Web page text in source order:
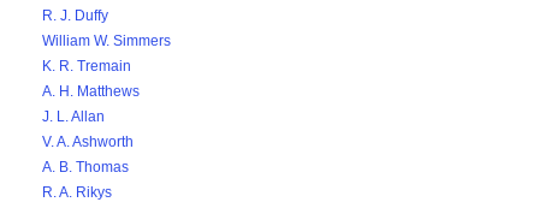
R. J. Duffy
William W. Simmers
K. R. Tremain
A. H. Matthews
J. L. Allan
V. A. Ashworth
A. B. Thomas
R. A. Rikys